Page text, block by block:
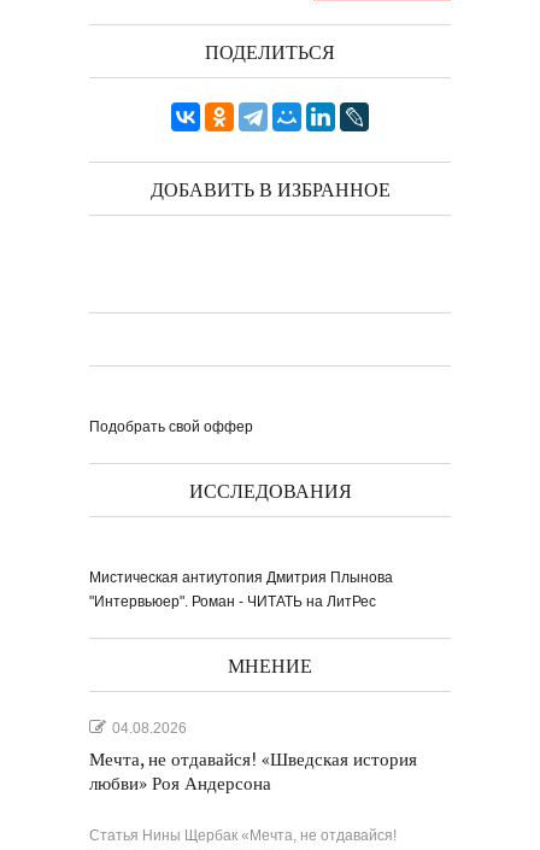
ПОДЕЛИТЬСЯ
ДОБАВИТЬ В ИЗБРАННОЕ
Подобрать свой оффер
ИССЛЕДОВАНИЯ
Мистическая антиутопия Дмитрия Плынова
"Интервьюер". Роман - ЧИТАТЬ на ЛитРес
МНЕНИЕ
04.08.2026
Мечта, не отдавайся! «Шведская история
любви» Роя Андерсона
Статья Нины Щербак «Мечта, не отдавайся!